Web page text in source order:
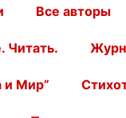
Все авторы
Читать.
и Мир”